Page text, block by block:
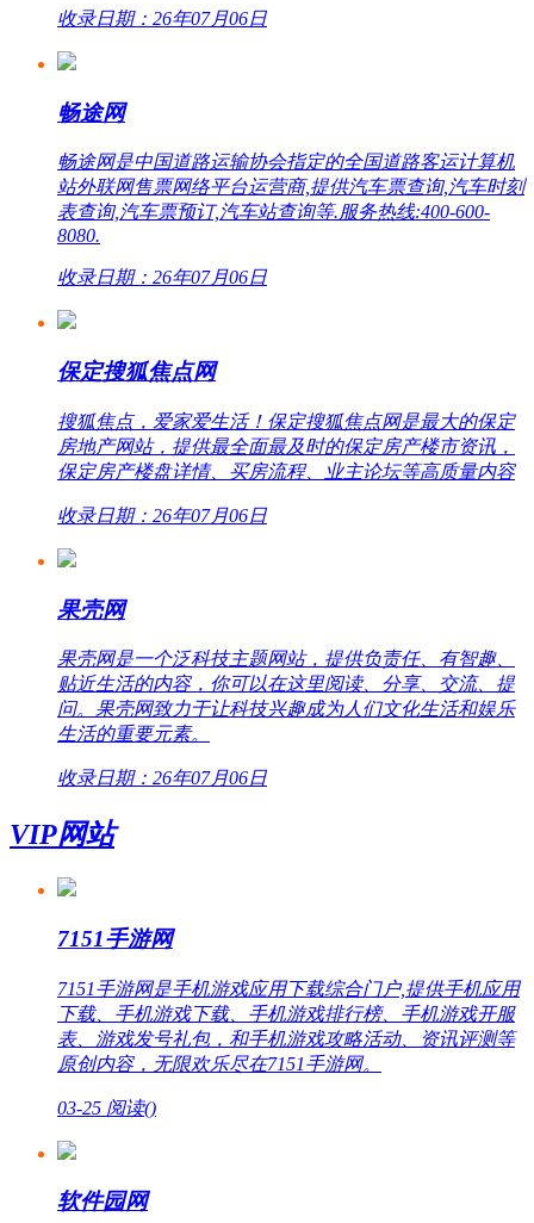
收录日期：26年07月06日
畅途网
畅途网是中国道路运输协会指定的全国道路客运计算机
站外联网售票网络平台运营商,提供汽车票查询,汽车时刻
表查询,汽车票预订,汽车站查询等.服务热线:400-600-
8080.
收录日期：26年07月06日
保定搜狐焦点网
搜狐焦点，爱家爱生活！保定搜狐焦点网是最大的保定
房地产网站，提供最全面最及时的保定房产楼市资讯，
保定房产楼盘详情、买房流程、业主论坛等高质量内容
收录日期：26年07月06日
果壳网
果壳网是一个泛科技主题网站，提供负责任、有智趣、
贴近生活的内容，你可以在这里阅读、分享、交流、提
问。果壳网致力于让科技兴趣成为人们文化生活和娱乐
生活的重要元素。
收录日期：26年07月06日
VIP网站
7151手游网
7151手游网是手机游戏应用下载综合门户,提供手机应用
下载、手机游戏下载、手机游戏排行榜、手机游戏开服
表、游戏发号礼包，和手机游戏攻略活动、资讯评测等
原创内容，无限欢乐尽在7151手游网。
03-25 阅读()
软件园网